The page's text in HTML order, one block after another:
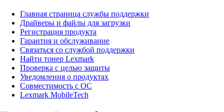
Главная страница службы поддержки
Драйверы и файлы для загрузки
Регистрация продукта
Гарантия и обслуживание
Связаться со службой поддержки
Найти тонер Lexmark
Проверка с целью защиты
Уведомления о продуктах
Совместимость с ОС
Lexmark MobileTech